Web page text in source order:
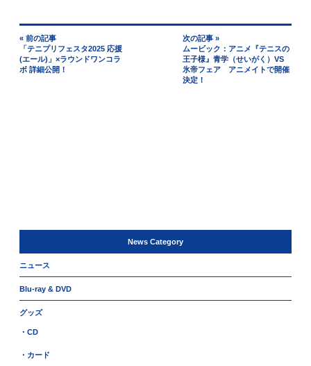
« 前の記事
「テニプリフェスタ2025 応援
(エール)」×ラウンドワンコラ
ボ 詳細公開！
次の記事 »
ムービック：アニメ『テニスの
王子様』青学（せいがく）VS
氷帝フェア アニメイトで開催
決定！
News Category
ニュース
Blu-ray & DVD
グッズ
・CD
・カード